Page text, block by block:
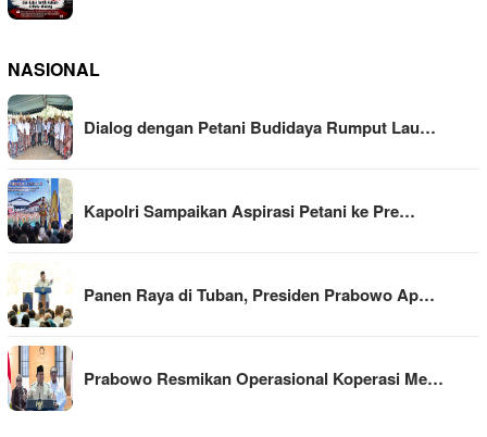
NASIONAL
Dialog dengan Petani Budidaya Rumput Lau…
Kapolri Sampaikan Aspirasi Petani ke Pre…
Panen Raya di Tuban, Presiden Prabowo Ap…
Prabowo Resmikan Operasional Koperasi Me…